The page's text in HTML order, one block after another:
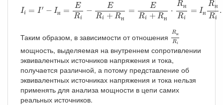
Ii = I ′ − Iн =
E
Ri
−
E
Ri + Rн
=
E
Ri + Rн
⋅
Rн
Ri
= Iн
Rн
Ri
.
Таким образом, в зависимости от отношения Rн
Ri
R
мощность, выделяемая на внутреннем сопротивлении
эквивалентных источников напряжения и тока,
получается различной, а потому представление об
эквивалентных источниках напряжения и тока нельзя
применять для анализа мощности в цепи самих
реальных источников.